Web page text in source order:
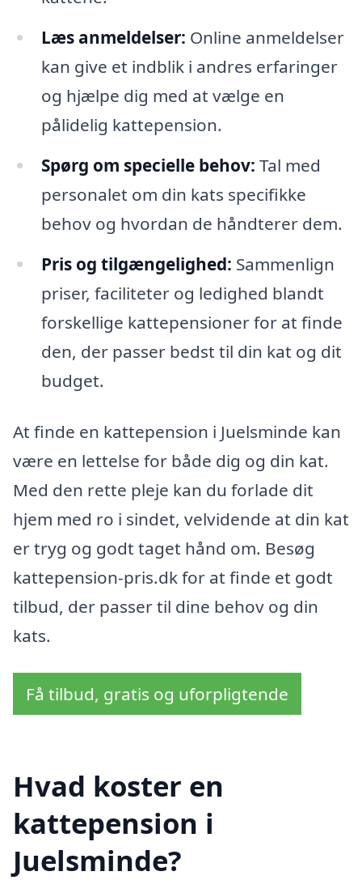
Læs anmeldelser: Online anmeldelser
kan give et indblik i andres erfaringer
og hjælpe dig med at vælge en
pålidelig kattepension.
Spørg om specielle behov: Tal med
personalet om din kats specifikke
behov og hvordan de håndterer dem.
Pris og tilgængelighed: Sammenlign
priser, faciliteter og ledighed blandt
forskellige kattepensioner for at finde
den, der passer bedst til din kat og dit
budget.
At finde en kattepension i Juelsminde kan
være en lettelse for både dig og din kat.
Med den rette pleje kan du forlade dit
hjem med ro i sindet, velvidende at din kat
er tryg og godt taget hånd om. Besøg
kattepension-pris.dk for at finde et godt
tilbud, der passer til dine behov og din
kats.
Få tilbud, gratis og uforpligtende
Hvad koster en
kattepension i
Juelsminde?